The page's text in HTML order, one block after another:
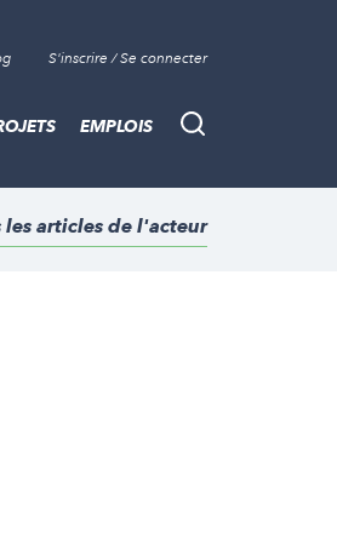
S'inscrire / Se connecter
Recherche
EMPLOIS
les articles de l'acteur